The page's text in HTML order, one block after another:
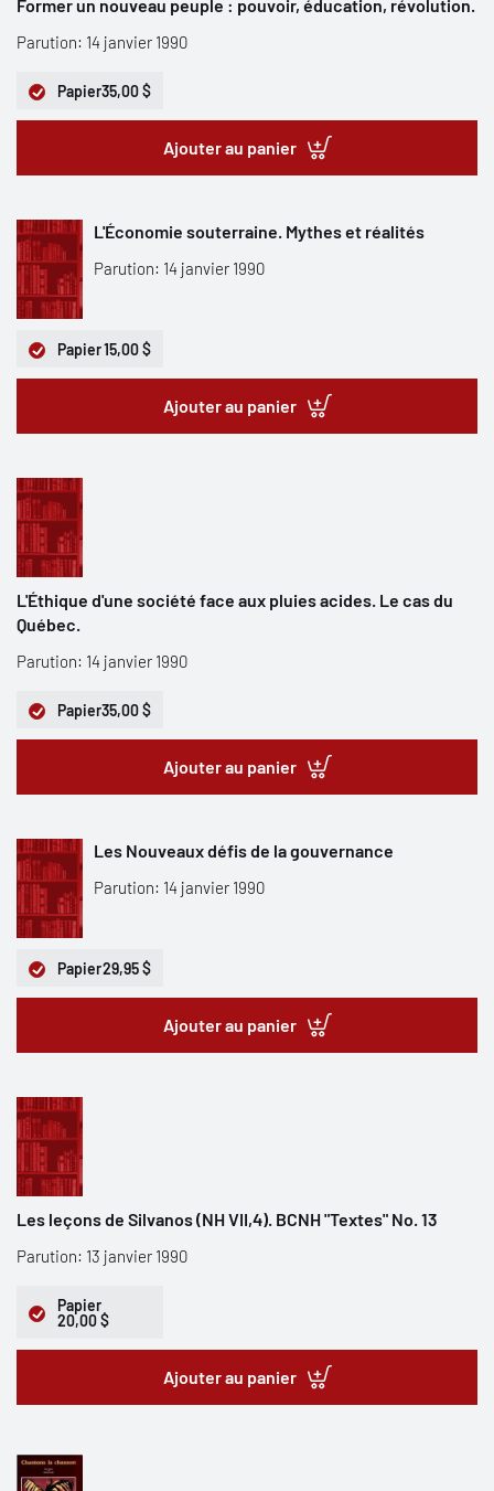
Former un nouveau peuple : pouvoir, éducation, révolution.
Parution: 14 janvier 1990
Papier35,00 $
Ajouter au panier
L'Économie souterraine. Mythes et réalités
Parution: 14 janvier 1990
Papier15,00 $
Ajouter au panier
L'Éthique d'une société face aux pluies acides. Le cas du
Québec.
Parution: 14 janvier 1990
Papier35,00 $
Ajouter au panier
Les Nouveaux défis de la gouvernance
Parution: 14 janvier 1990
Papier29,95 $
Ajouter au panier
Les leçons de Silvanos (NH VII,4). BCNH "Textes" No. 13
Parution: 13 janvier 1990
Papier
20,00 $
Ajouter au panier